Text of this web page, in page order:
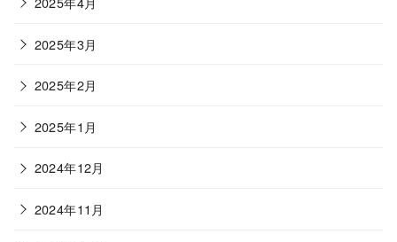
2025年3月
2025年2月
2025年1月
2024年12月
2024年11月